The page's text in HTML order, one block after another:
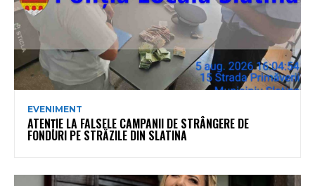
EVENIMENT
ATENȚIE LA FALSELE CAMPANII DE STRÂNGERE DE
FONDURI PE STRĂZILE DIN SLATINA